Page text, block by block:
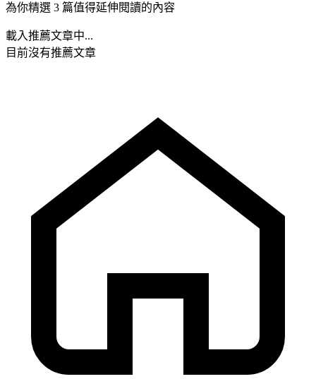
為你精選 3 篇值得延伸閱讀的內容
載入推薦文章中...
目前沒有推薦文章